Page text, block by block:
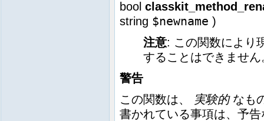
bool
string $newname )
注意: この関数により
することはできません
警告
この関数は、 実験的なも
書かれている事項は、予